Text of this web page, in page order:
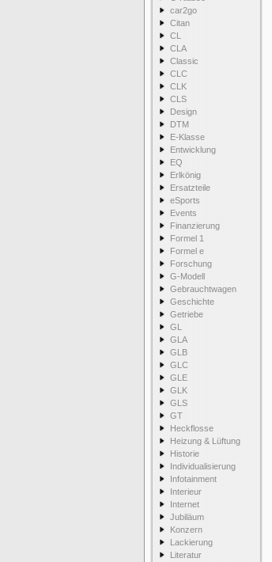
car2go
Citan
CL
CLA
Classic
CLC
CLK
CLS
Design
DTM
E-Klasse
Entwicklung
EQ
Erlkönig
Ersatzteile
eSports
Events
Finanzierung
Formel 1
Formel e
Forschung
G-Modell
Gebrauchtwagen
Geschichte
Getriebe
GL
GLA
GLB
GLC
GLE
GLK
GLS
GT
Heckflosse
Heizung & Lüftung
Historie
Individualisierung
Infotainment
Interieur
Internet
Jubiläum
Konzern
Lackierung
Literatur